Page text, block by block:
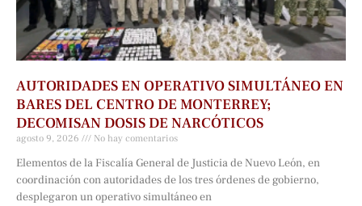
AUTORIDADES EN OPERATIVO SIMULTÁNEO EN
BARES DEL CENTRO DE MONTERREY;
DECOMISAN DOSIS DE NARCÓTICOS
agosto 9, 2026 No hay comentarios
Elementos de la Fiscalía General de Justicia de Nuevo León, en
coordinación con autoridades de los tres órdenes de gobierno,
desplegaron un operativo simultáneo en